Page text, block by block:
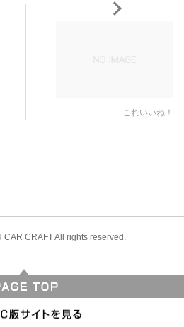
これいいね！
CRAFT All rights reserved.